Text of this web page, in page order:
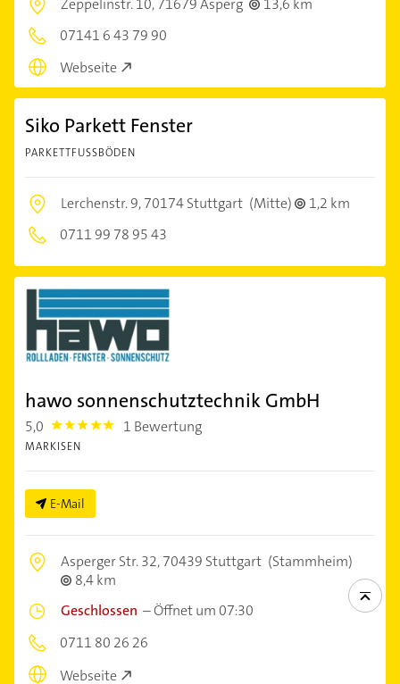
Zeppelinstr. 10,71679 Asperg
13,6 km
07141 6 43 79 90
Webseite
Siko Parkett Fenster
PARKETTFUSSBÖDEN
Lerchenstr. 9,70174 Stuttgart (Mitte)
1,2 km
0711 99 78 95 43
hawo sonnenschutztechnik GmbH
5,0 5.0 1 Bewertung
MARKISEN
E-Mail
Asperger Str. 32,70439 Stuttgart (Stammheim)
8,4 km
Geschlossen –Öffnet um 07:30
0711 80 26 26
Webseite